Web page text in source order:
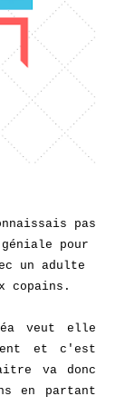
pas
pour
un adulte
copains.
veut elle
et c'est
va donc
en partant